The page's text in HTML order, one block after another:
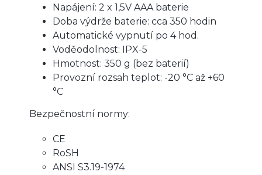
Napájení: 2 x 1,5V AAA baterie
Doba výdrže baterie: cca 350 hodin
Automatické vypnutí po 4 hod.
Voděodolnost: IPX-5
Hmotnost: 350 g (bez baterií)
Provozní rozsah teplot: -20 °C až +60
°C
Bezpečnostní normy:
CE
RoSH
ANSI S3.19-1974